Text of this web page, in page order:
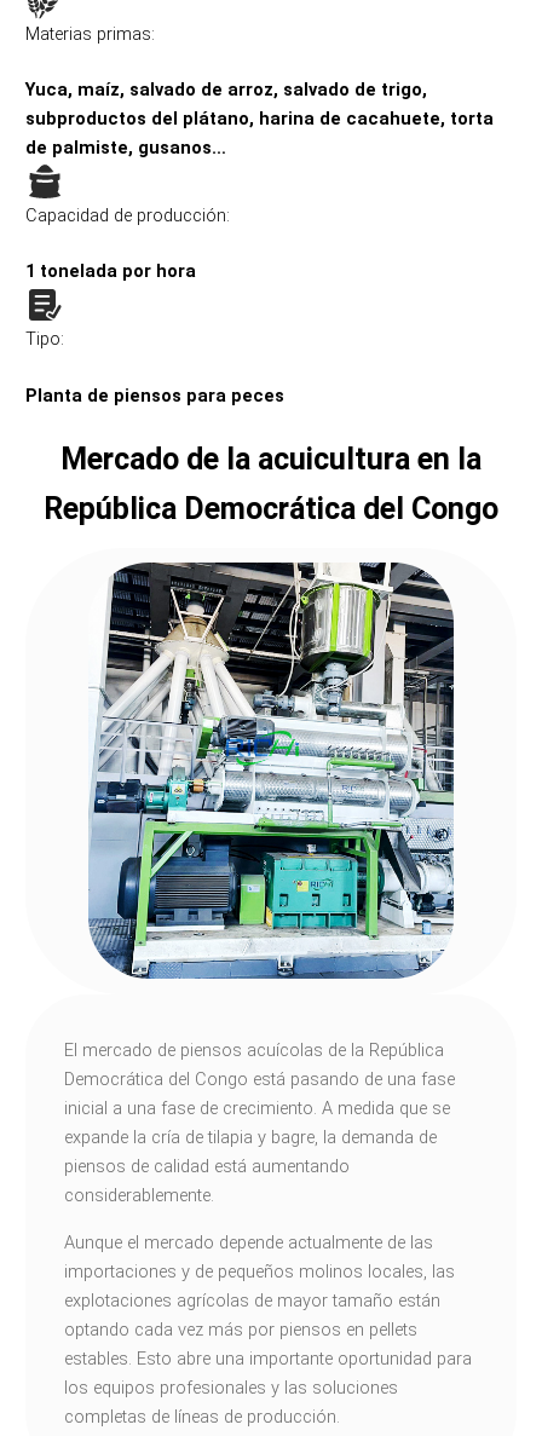
Materias primas:
Yuca, maíz, salvado de arroz, salvado de trigo,
subproductos del plátano, harina de cacahuete, torta
de palmiste, gusanos…
Capacidad de producción:
1 tonelada por hora
Tipo:
Planta de piensos para peces
Mercado de la acuicultura en la
República Democrática del Congo
El mercado de piensos acuícolas de la República
Democrática del Congo está pasando de una fase
inicial a una fase de crecimiento. A medida que se
expande la cría de tilapia y bagre, la demanda de
piensos de calidad está aumentando
considerablemente.
Aunque el mercado depende actualmente de las
importaciones y de pequeños molinos locales, las
explotaciones agrícolas de mayor tamaño están
optando cada vez más por piensos en pellets
estables. Esto abre una importante oportunidad para
los equipos profesionales y las soluciones
completas de líneas de producción.